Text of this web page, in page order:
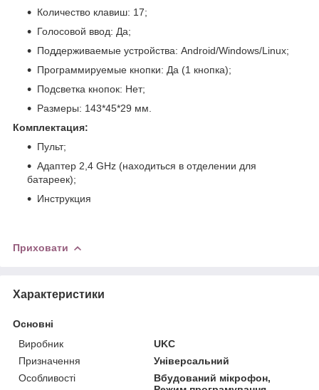
Количество клавиш: 17;
Голосовой ввод: Да;
Поддерживаемые устройства: Android/Windows/Linux;
Программируемые кнопки: Да (1 кнопка);
Подсветка кнопок: Нет;
Размеры: 143*45*29 мм.
Комплектация:
Пульт;
Адаптер 2,4 GHz (находиться в отделении для
батареек);
Инструкция
Приховати
Характеристики
Основні
Виробник
UKC
Призначення
Універсальний
Особливості
Вбудований мікрофон,